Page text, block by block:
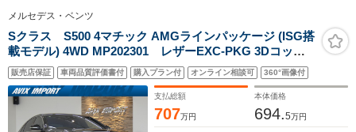
メルセデス・ベンツ
Sクラス S500 4マチック AMGラインパッケージ (ISG搭
載モデル) 4WD MP202301 レザーEXC-PKG 3Dコック
ピット&AR-HUD DIGITALライト パノラマSR 黒革 RSP
純正MBUXナビ地デジ360°カメラ Burmester3D
AMG20AW 禁煙 ワンオーナー 正規D車
販売店保証 車両品質評価書付 購入プラン付 オンライン相談可 360°画像付
支払総額
707万円
本体価格
694.5万円